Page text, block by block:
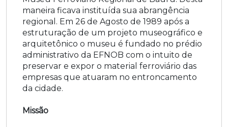
maneira ficava instituída sua abrangência
regional. Em 26 de Agosto de 1989 após a
estruturação de um projeto museográfico e
arquitetônico o museu é fundado no prédio
administrativo da EFNOB com o intuito de
preservar e expor o material ferroviário das
empresas que atuaram no entroncamento
da cidade.
Missão